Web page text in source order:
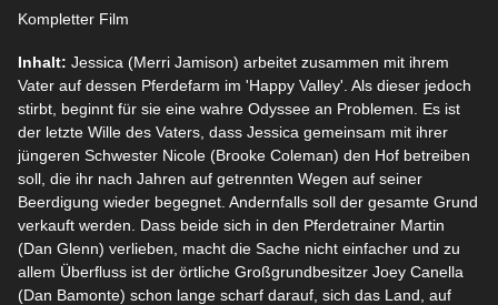
Kompletter Film
Inhalt: Jessica (Merri Jamison) arbeitet zusammen mit ihrem
Vater auf dessen Pferdefarm im 'Happy Valley'. Als dieser jedoch
stirbt, beginnt für sie eine wahre Odyssee an Problemen. Es ist
der letzte Wille des Vaters, dass Jessica gemeinsam mit ihrer
jüngeren Schwester Nicole (Brooke Coleman) den Hof betreiben
soll, die ihr nach Jahren auf getrennten Wegen auf seiner
Beerdigung wieder begegnet. Andernfalls soll der gesamte Grund
verkauft werden. Dass beide sich in den Pferdetrainer Martin
(Dan Glenn) verlieben, macht die Sache nicht einfacher und zu
allem Überfluss ist der örtliche Großgrundbesitzer Joey Canella
(Dan Bamonte) schon lange scharf darauf, sich das Land, auf